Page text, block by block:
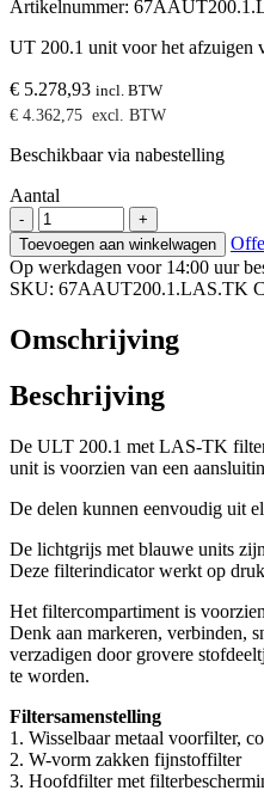
Artikelnummer:
UT 200.1 unit voor het afzuigen
€ 5.278,93 incl. BTW
€ 4.362,75 excl. BTW
Beschikbaar via nabestelling
Aantal
-
ULT
200.1
met
LAS-
TK
aantal
+
Toevoegen aan winkelwagen
Op werkdagen voor 14:00 uur
SKU: 67AAUT200.1.LAS.TK
Omschrijving
Beschrijving
De ULT 200.1 met LAS-TK filter
unit is voorzien van een
De delen kunnen eenvoudig uit
De lichtgrijs met blauwe units
Deze filterindicator werkt op
Het filtercompartiment is
Denk aan markeren, verbinden,
verzadigen door grovere
te worden.
Filtersamenstelling
1. Wisselbaar metaal voorfilter,
2. W-vorm zakken fijnstoffilter
3. Hoofdfilter met